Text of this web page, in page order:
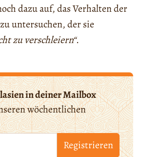
dazu auf, das Verhalten der
untersuchen, der sie
zu verschleiern“.
in deiner Mailbox
wöchentlichen
Registrieren